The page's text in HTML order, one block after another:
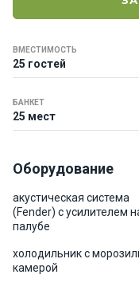
ВМЕСТИМОСТЬ
25 гостей
БАНКЕТ
25 мест
Оборудование
акустическая система
(Fender) с усилителем
палубе
холодильник с
камерой
К
е
а
О нас